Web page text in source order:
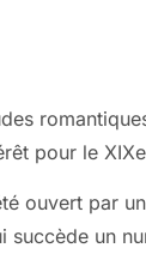
pour le
ouvert par
un